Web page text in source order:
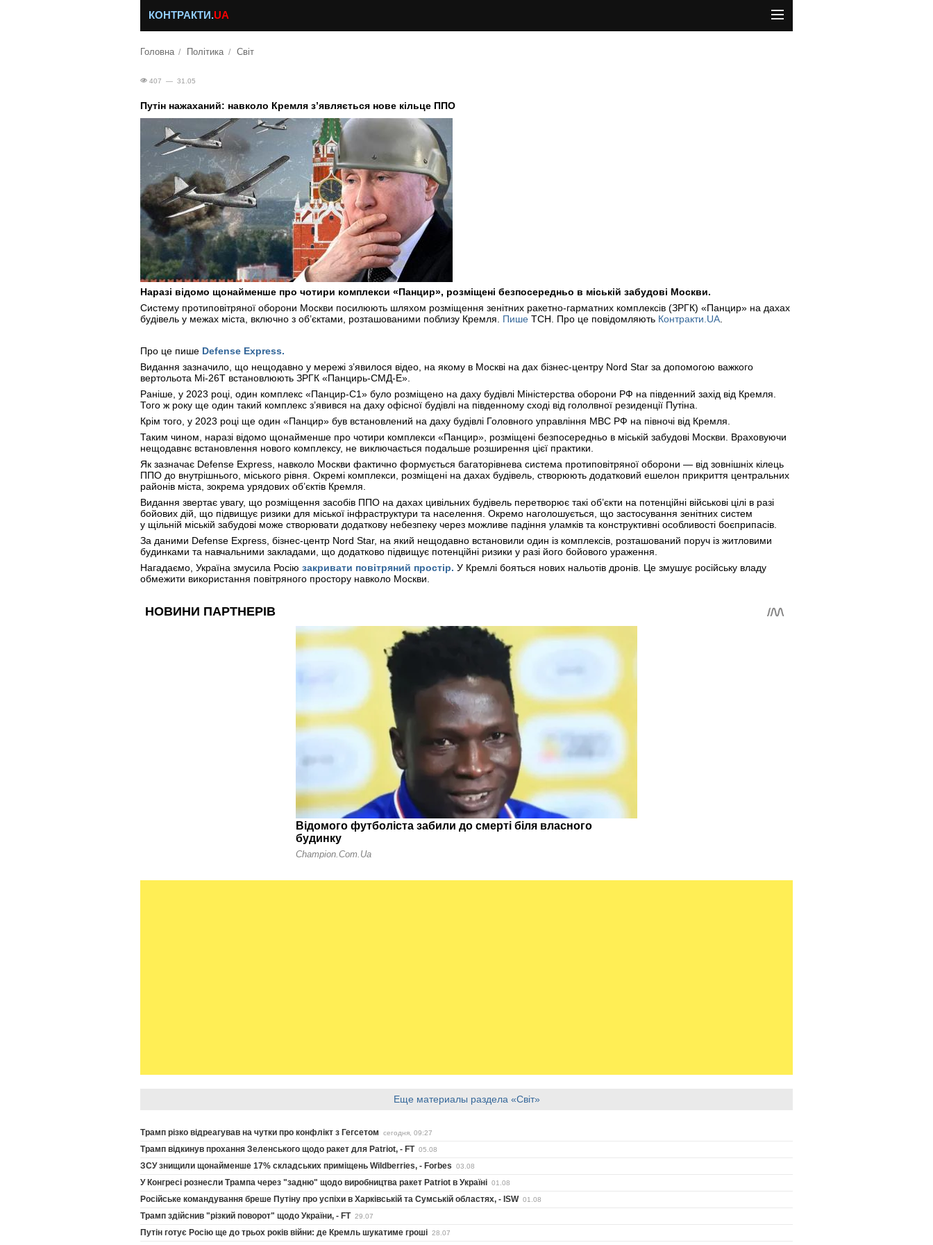
КОНТРАКТИ.UA
Головна Політика Світ
407 — 31.05
Путін нажаханий: навколо Кремля з’являється нове кільце ППО
Наразі відомо щонайменше про чотири комплекси «Панцир», розміщені безпосередньо в міській забудові Москви.
Систему протиповітряної оборони Москви посилюють шляхом розміщення зенітних ракетно-гарматних комплексів (ЗРГК) «Панцир» на дахах
будівель у межах міста, включно з об’єктами, розташованими поблизу Кремля. Пише ТСН. Про це повідомляють Контракти.UA
Про це пише Defense Express.
Видання зазначило, що нещодавно у мережі з’явилося відео, на якому в Москві на дах бізнес-центру Nord Star за допомогою важкого
вертольота Мі-26Т встановлюють ЗРГК «Панцирь-СМД-Е».
Раніше, у 2023 році, один комплекс «Панцир-С1» було розміщено на даху будівлі Міністерства оборони РФ на південний захід від Кремля.
Того ж року ще один такий комплекс з’явився на даху офісної будівлі на південному сході від гололвної резиденції Путіна.
Крім того, у 2023 році ще один «Панцир» був встановлений на даху будівлі Головного управління МВС РФ на півночі від Кремля.
Таким чином, наразі відомо щонайменше про чотири комплекси «Панцир», розміщені безпосередньо в міській забудові Москви. Враховуючи
нещодавнє встановлення нового комплексу, не виключається подальше розширення цієї практики.
Як зазначає Defense Express, навколо Москви фактично формується багаторівнева система протиповітряної оборони — від зовнішніх кілець
ППО до внутрішнього, міського рівня. Окремі комплекси, розміщені на дахах будівель, створюють додатковий ешелон прикриття центральних
районів міста, зокрема урядових об’єктів Кремля.
Видання звертає увагу, що розміщення засобів ППО на дахах цивільних будівель перетворює такі об’єкти на потенційні військові цілі в разі
бойових дій, що підвищує ризики для міської інфраструктури та населення. Окремо наголошується, що застосування зенітних систем
у щільній міській забудові може створювати додаткову небезпеку через можливе падіння уламків та конструктивні особливості боєприпасів.
За даними Defense Express, бізнес-центр Nord Star, на який нещодавно встановили один із комплексів, розташований поруч із житловими
будинками та навчальними закладами, що додатково підвищує потенційні ризики у разі його бойового ураження.
Нагадаємо, Україна змусила Росію закривати повітряний простір. У Кремлі бояться нових нальотів дронів. Це змушує російську владу
обмежити використання повітряного простору навколо Москви.
Еще материалы раздела «Світ»
Трамп різко відреагував на чутки про конфлікт з Гегсетом сегодня, 09:27
Трамп відкинув прохання Зеленського щодо ракет для Patriot, - FT 05.08
ЗСУ знищили щонайменше 17% складських приміщень Wildberries, - Forbes 03.08
У Конгресі рознесли Трампа через "задню" щодо виробництва ракет Patriot в Україні 01.08
Російське командування бреше Путіну про успіхи в Харківській та Сумській областях, - ISW 01.08
Трамп здійснив "різкий поворот" щодо України, - FT 29.07
Путін готує Росію ще до трьох років війни: де Кремль шукатиме гроші 28.07